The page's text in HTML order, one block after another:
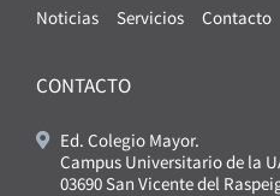
Noticias
Servicios Contacto
CONTACTO
Ed. Colegio Mayor.
Campus Universitario de la
03690 San Vicente del